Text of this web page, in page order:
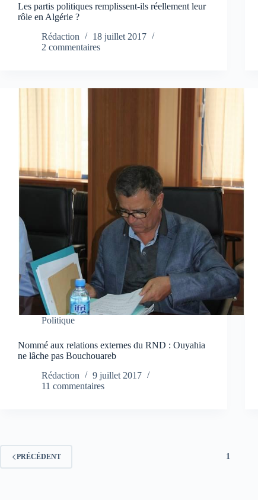
Les partis politiques remplissent-ils réellement leur
rôle en Algérie ?
Rédaction
18 juillet 2017
2 commentaires
Politique
Nommé aux relations externes du RND : Ouyahia
ne lâche pas Bouchouareb
Rédaction
9 juillet 2017
11 commentaires
PRÉCÉDENT 1